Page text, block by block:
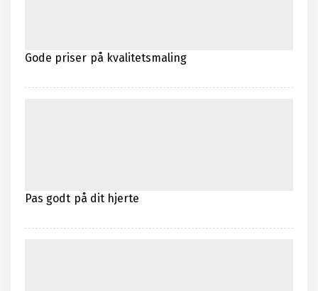
Gode priser på kvalitetsmaling
Pas godt på dit hjerte